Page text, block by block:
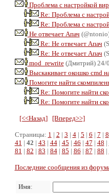
Проблема с настройкой
Re: Проблема с
Re: Проблема с
Не отвечает Апач
Re: Не отвечает Апач
Re: Не отвечает Апач
mod_rewrite(Дмитрий) 24/
Выскакивает окошко cmd
Помогите найти
Re: Помогите найти
Re: Помогите найти
[<<Назад] [Вперед>>]
Страницы: 1 | 2 | 3 | 4| 5 | 6 | 7 | 8
41 | 42 | 43 | 44| 45 | 46 | 47 | 48 |
81 | 82 | 83 | 84| 85 | 86 | 87 | 88 |
Последние сообщения из
Имя: